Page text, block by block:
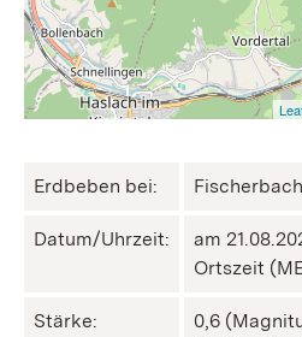
Erdbeben bei:
Datum/Uhrzeit:
am
Ortszeit
Stärke:
0,6